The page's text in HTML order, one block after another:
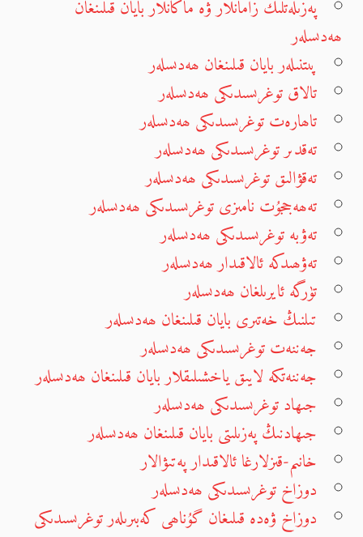
پەزىلەتلىك زامانلار ۋە ماكانلار بايان قىلىنغان
ھەدىسلەر
پىتنىلەر بايان قىلىنغان ھەدىسلەر
تالاق توغرىسىدىكى ھەدىسلەر
تاھارەت توغرىسىدىكى ھەدىسلەر
تەقدىر توغرىسىدىكى ھەدىسلەر
تەقۋالىق توغرىسىدىكى ھەدىسلەر
تەھەججۇت نامىزى توغرىسىدىكى ھەدىسلەر
تەۋبە توغرىسىدىكى ھەدىسلەر
تەۋھىدكە ئالاقىدار ھەدىسلەر
تۈرگە ئايرىلغان ھەدىسلەر
تىلنىڭ خەتىرى بايان قىلىنغان ھەدىسلەر
جەننەت توغرىسىدىكى ھەدىسلەر
جەننەتكە لايىق ياخشىلىقلار بايان قىلىنغان ھەدىسلەر
جىھاد توغرىسىدىكى ھەدىسلەر
جىھادنىڭ پەزىلىتى بايان قىلىنغان ھەدىسلەر
خانىم-قىزلارغا ئالاقىدار پەتىۋالار
دوزاخ توغرىسىدىكى ھەدىسلەر
دوزاخ ۋەدە قىلىغان گۇناھى كەبىرىلەر توغرىسىدىكى